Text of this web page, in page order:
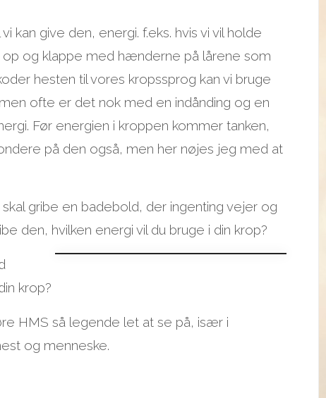
kan give den, energi. f.eks. hvis vi vil holde
og klappe med hænderne på lårene som
hesten til vores kropssprog kan vi bruge
ofte er det nok med en indånding og en
Før energien i kroppen kommer tanken,
på den også, men her nøjes jeg med at
skal gribe en badebold, der ingenting vejer og
den, hvilken energi vil du bruge i din krop?
krop?
HMS så legende let at se på, især i
og menneske.